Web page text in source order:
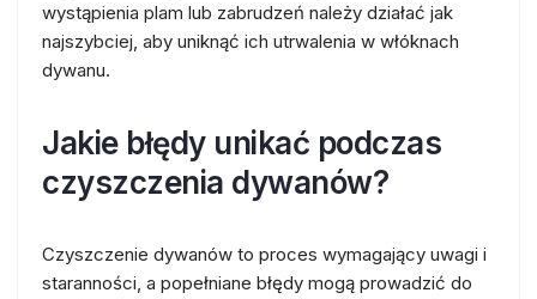
wystąpienia plam lub zabrudzeń należy działać jak
najszybciej, aby uniknąć ich utrwalenia w włóknach
dywanu.
Jakie błędy unikać podczas
czyszczenia dywanów?
Czyszczenie dywanów to proces wymagający uwagi i
staranności, a popełniane błędy mogą prowadzić do